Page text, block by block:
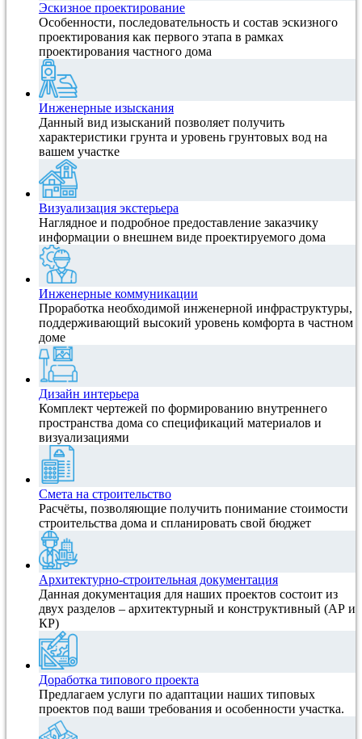
Эскизное проектирование
Особенности, последовательность и состав эскизного
проектирования как первого этапа в рамках
проектирования частного дома
Инженерные изыскания
Данный вид изысканий позволяет получить
характеристики грунта и уровень грунтовых вод на
вашем участке
Визуализация экстерьера
Наглядное и подробное предоставление заказчику
информации о внешнем виде проектируемого дома
Инженерные коммуникации
Проработка необходимой инженерной инфраструктуры,
поддерживающий высокий уровень комфорта в частном
доме
Дизайн интерьера
Комплект чертежей по формированию внутреннего
пространства дома со спецификаций материалов и
визуализациями
Смета на строительство
Расчёты, позволяющие получить понимание стоимости
строительства дома и спланировать свой бюджет
Архитектурно-строительная документация
Данная документация для наших проектов состоит из
двух разделов – архитектурный и конструктивный (АР и
КР)
Доработка типового проекта
Предлагаем услуги по адаптации наших типовых
проектов под ваши требования и особенности участка.